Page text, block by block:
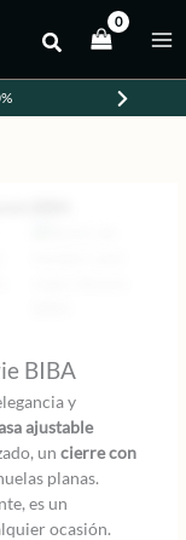
BIBA
y
ajustable
uncierre con
planas.
es un
ocasión.